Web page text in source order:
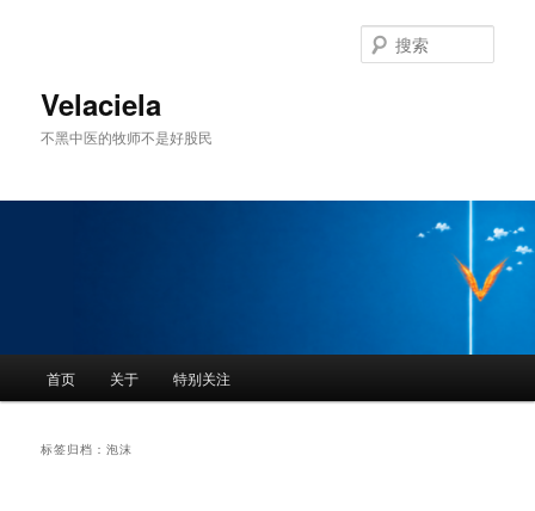
Velaciela
不黑中医的牧师不是好股民
索
首页 关于 特别关注
标签归档：泡沫